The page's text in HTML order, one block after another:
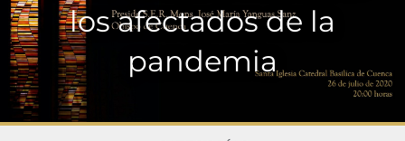
los afectados de la
pandemia